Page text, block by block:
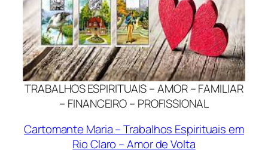
TRABALHOS ESPIRITUAIS – AMOR – FAMILIAR
– FINANCEIRO – PROFISSIONAL
Cartomante Maria – Trabalhos Espirituais em
Rio Claro – Amor de Volta